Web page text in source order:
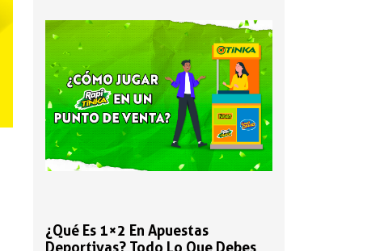
¿Qué Es 1×2 En Apuestas
Deportivas? Todo Lo Que Debes